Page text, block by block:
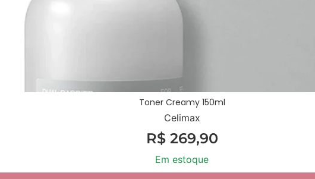
Toner Creamy 150ml
Celimax
R$269,90
Em estoque